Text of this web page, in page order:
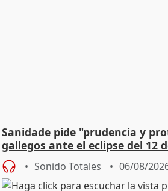
Sanidade pide "prudencia y
gallegos ante el eclipse del 12
Sonido Totales 06/08/